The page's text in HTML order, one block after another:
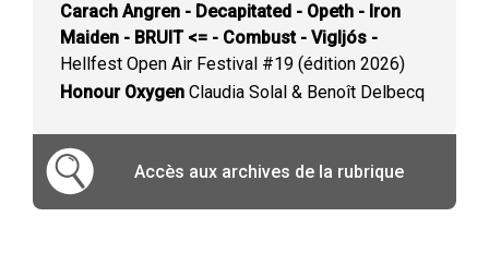
Carach Angren - Decapitated - Opeth - Iron
Maiden - BRUIT <= - Combust - Vigljós -
Hellfest Open Air Festival #19 (édition 2026)
Honour Oxygen Claudia Solal & Benoît Delbecq
Accès aux archives de la rubrique